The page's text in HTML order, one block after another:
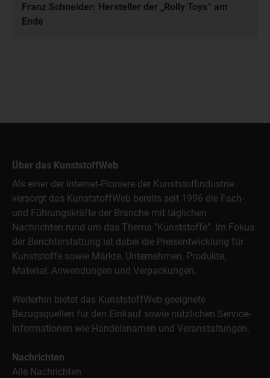
Franz Schneider: Hersteller der „Rolly Toys“ am
Ende
Über das KunststoffWeb
Als einer der Internet-Pioniere der Kunststoffindustrie
versorgt das KunststoffWeb bereits seit 1996 die Fach-
und Führungskräfte der Branche mit täglichen
Nachrichten rund um das Thema "Kunststoffe". Im Fokus
der Berichterstattung ist dabei die Preisentwicklung für
Kunststoffe sowie Märkte, Unternehmen, Produkte,
Material, Anwendungen und Verpackungen.
Weiterhin bietet das KunststoffWeb geeignete
Bezugsquellen für den Einkauf sowie nützlichen Service-
Informationen wie Handelsnamen und Veranstaltungen.
Nachrichten
Alle Nachrichten